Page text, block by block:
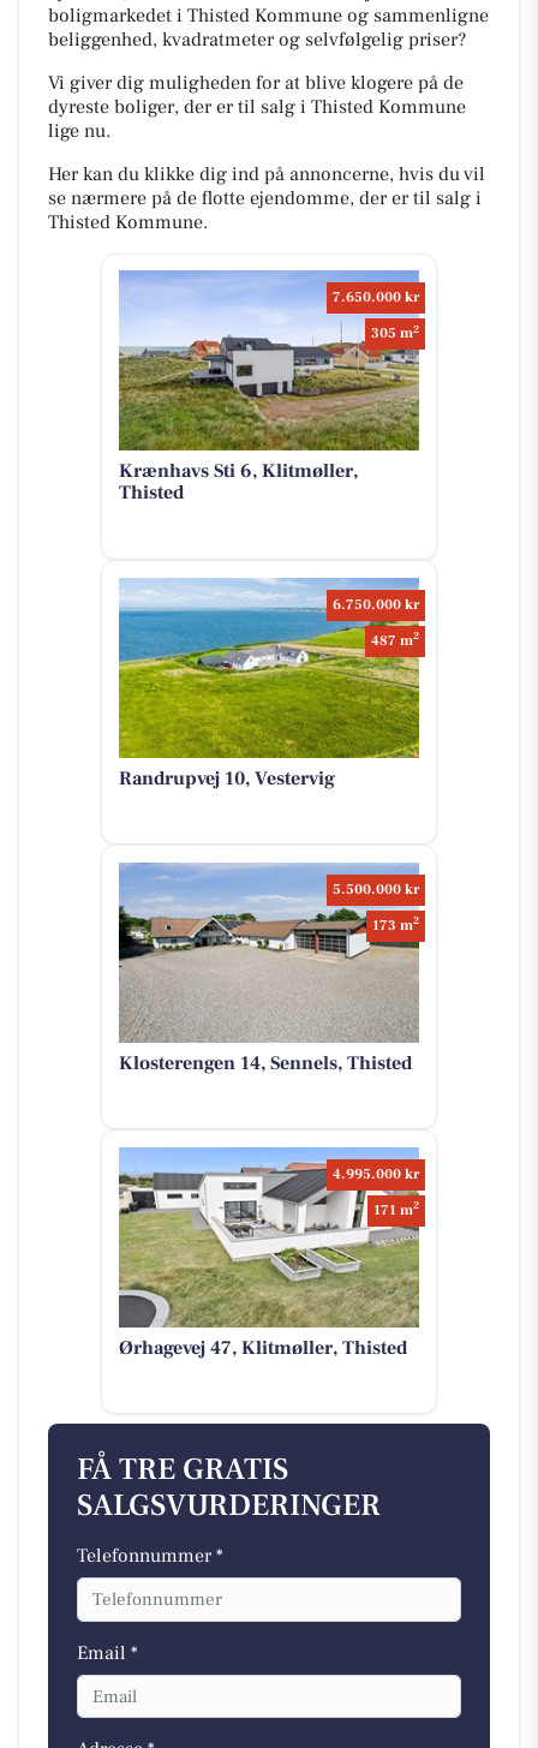
boligmarkedet i Thisted Kommune og sammenligne
beliggenhed, kvadratmeter og selvfølgelig priser?
Vi giver dig muligheden for at blive klogere på de
dyreste boliger, der er til salg i Thisted Kommune
lige nu.
Her kan du klikke dig ind på annoncerne, hvis du vil
se nærmere på de flotte ejendomme, der er til salg i
Thisted Kommune.
7.650.000 kr
305 m2
Krænhavs Sti 6, Klitmøller,
Thisted
6.750.000 kr
487 m2
Randrupvej 10, Vestervig
5.500.000 kr
173 m2
Klosterengen 14, Sennels, Thisted
4.995.000 kr
171 m2
Ørhagevej 47, Klitmøller, Thisted
FÅ TRE GRATIS
SALGSVURDERINGER
Telefonnummer *
Email *